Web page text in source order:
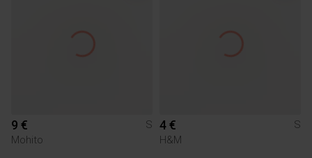
9 €
S
Mohito
4 €
S
H&M